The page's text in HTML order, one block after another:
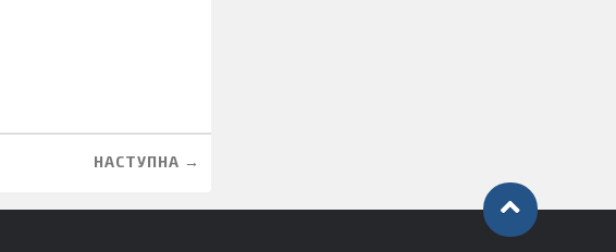
НАСТУПНА →